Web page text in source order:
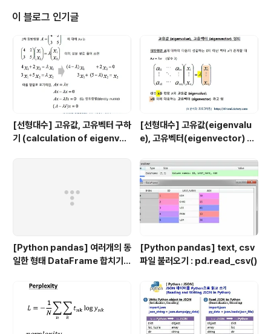
지는 우수성을 소개하면서 Cleveland Dot Plot 이라고
도 많이 불리는 그래프입니다. 분석에 활용할 데이터는 M
ASS 패키지 내 Cars93 데이터 프레임에서, 차종(Typ
e), 모델(Model), Max.Price, Min..
이 블로그 인기글
[선형대수] 고유값, 고유벡터 구하
기 (calculation of eigenval
[선형대수] 고유값(eigenvalu
e), 고유벡터(eigenvector) 의
[Python pandas] 여러개의 동
일한 형태 DataFrame 합치기 :
[Python pandas] text, csv
파일 불러오기 : pd.read_csv()